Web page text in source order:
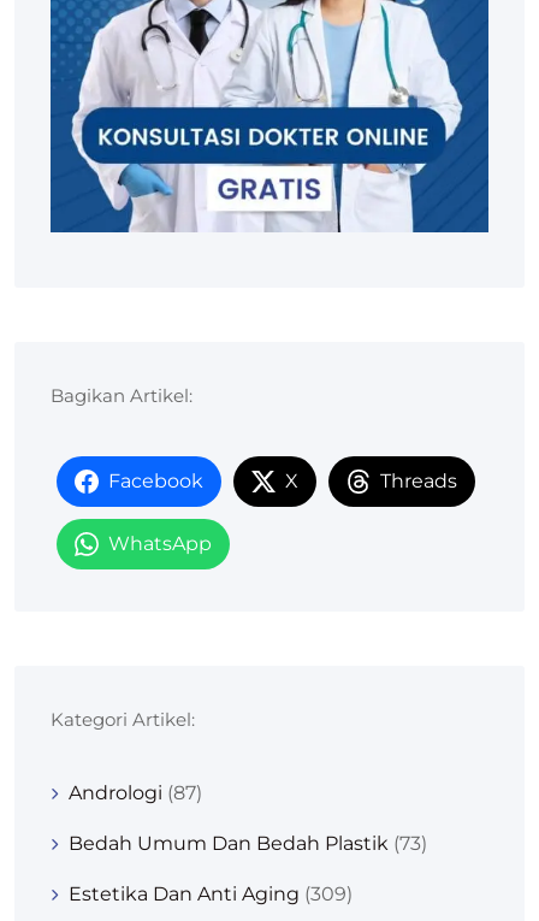
Bagikan Artikel:
Facebook X Threads
WhatsApp
Kategori Artikel:
Andrologi (87)
Bedah Umum Dan Bedah Plastik (73)
Estetika Dan Anti Aging (309)